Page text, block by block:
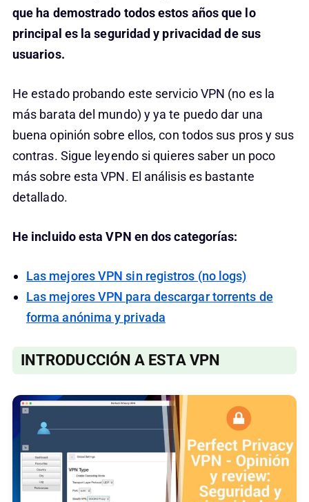
que ha demostrado todos estos años que lo
principal es la seguridad y privacidad de sus
usuarios.
He estado probando este servicio VPN (no es la
más barata del mundo) y ya te puedo dar una
buena opinión sobre ellos, con todos sus pros y sus
contras. Sigue leyendo si quieres saber un poco
más sobre esta VPN. El análisis es bastante
detallado.
He incluido esta VPN en dos categorías:
Las mejores VPN sin registros (no logs)
Las mejores VPN para descargar torrents de
forma anónima y privada
INTRODUCCIÓN A ESTA VPN